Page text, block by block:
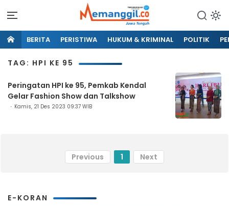
BERITA PERISTIWA HUKUM & KRIMINAL POLITIK
TAG: HPI KE 95
Peringatan HPI ke 95, Pemkab Kendal
Gelar Fashion Show dan Talkshow
Kamis, 21 Des 2023 09:37 WIB
Previous 1 Next
E-KORAN